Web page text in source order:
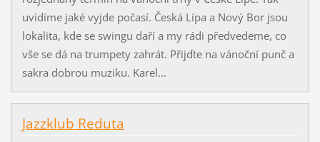
uvidíme jaké vyjde počasí. Česká Lípa a Nový Bor jsou
lokalita, kde se swingu daří a my rádi předvedeme, co
vše se dá na trumpety zahrát. Přijďte na vánoční punč a
sakra dobrou muziku. Karel...
Jazzklub Reduta